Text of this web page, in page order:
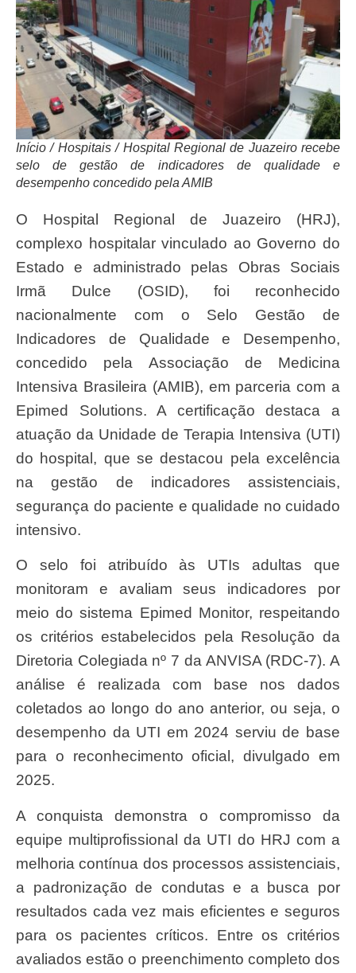
Início / Hospitais / Hospital Regional de Juazeiro recebe
selo de gestão de indicadores de qualidade e
desempenho concedido pela AMIB
O Hospital Regional de Juazeiro (HRJ),
complexo hospitalar vinculado ao Governo do
Estado e administrado pelas Obras Sociais
Irmã Dulce (OSID), foi reconhecido
nacionalmente com o Selo Gestão de
Indicadores de Qualidade e Desempenho,
concedido pela Associação de Medicina
Intensiva Brasileira (AMIB), em parceria com a
Epimed Solutions. A certificação destaca a
atuação da Unidade de Terapia Intensiva (UTI)
do hospital, que se destacou pela excelência
na gestão de indicadores assistenciais,
segurança do paciente e qualidade no cuidado
intensivo.
O selo foi atribuído às UTIs adultas que
monitoram e avaliam seus indicadores por
meio do sistema Epimed Monitor, respeitando
os critérios estabelecidos pela Resolução da
Diretoria Colegiada nº 7 da ANVISA (RDC-7). A
análise é realizada com base nos dados
coletados ao longo do ano anterior, ou seja, o
desempenho da UTI em 2024 serviu de base
para o reconhecimento oficial, divulgado em
2025.
A conquista demonstra o compromisso da
equipe multiprofissional da UTI do HRJ com a
melhoria contínua dos processos assistenciais,
a padronização de condutas e a busca por
resultados cada vez mais eficientes e seguros
para os pacientes críticos. Entre os critérios
avaliados estão o preenchimento completo dos